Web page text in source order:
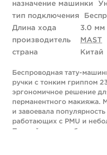
назначение машинки
тип подключения
Длина хода
3.0 мм
производитель
MAST
страна
Китай
Беспроводная тату-
ручки с тонким гриппом
эргономичное решение
перманентного макияжа.
и завоевала
работающих с PMU и
Прямой привод
стабильную работу без